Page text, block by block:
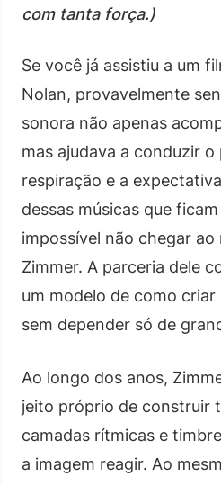
com tanta força.)
Se você já assistiu a um
Nolan, provavelmente
sonora não apenas
mas ajudava a conduzir o
respiração e a
dessas músicas que
impossível não chegar ao
Zimmer. A parceria dele
um modelo de como criar
sem depender só de
Ao longo dos anos,
jeito próprio de construir
camadas rítmicas e
a imagem reagir. Ao